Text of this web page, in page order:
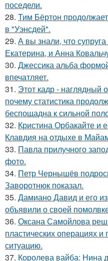
поседели.
28. Тим Бёртон
в "Уэнсдей".
29. А вы знали, что
Екатерина, и Анна
30. Джессика альба
впечатляет.
31. Этот кадр - наглядный
почему статистика
беспощадна к сильной
32. Кристина Орбакайте и
Клавдия на отдыхе в
33. Павла прилучного
фото.
34. Петр Чернышёв
Заворотнюк показал.
35. Дамиано Давид и его
объявили о своей
36. Оксана Самойлова
пластических операциях
ситуацию.
37. Королева вайба: Нина